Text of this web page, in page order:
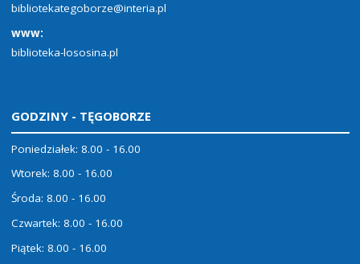
bibliotekategoborze@interia.pl
www:
biblioteka-lososina.pl
GODZINY - TĘGOBORZE
Poniedziałek: 8.00 - 16.00
Wtorek: 8.00 - 16.00
Środa: 8.00 - 16.00
Czwartek: 8.00 - 16.00
Piątek: 8.00 - 16.00